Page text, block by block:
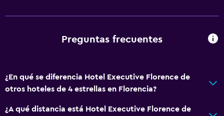
Preguntas frecuentes
¿En qué se diferencia Hotel Executive Florence de
otros hoteles de 4 estrellas en Florencia?
¿A qué distancia está Hotel Executive Florence de